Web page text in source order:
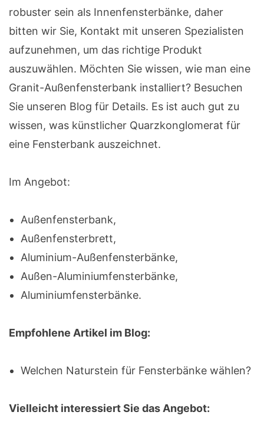
robuster sein als Innenfensterbänke, daher
bitten wir Sie, Kontakt mit unseren Spezialisten
aufzunehmen, um das richtige Produkt
auszuwählen. Möchten Sie wissen, wie man eine
Granit-Außenfensterbank installiert? Besuchen
Sie unseren Blog für Details. Es ist auch gut zu
wissen, was künstlicher Quarzkonglomerat für
eine Fensterbank auszeichnet.
Im Angebot:
Außenfensterbank,
Außenfensterbrett,
Aluminium-Außenfensterbänke,
Außen-Aluminiumfensterbänke,
Aluminiumfensterbänke.
Empfohlene Artikel im Blog:
Welchen Naturstein für Fensterbänke wählen?
Vielleicht interessiert Sie das Angebot: